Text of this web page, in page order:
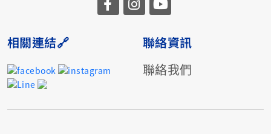
相關連結🔗
聯絡資訊
聯絡我們